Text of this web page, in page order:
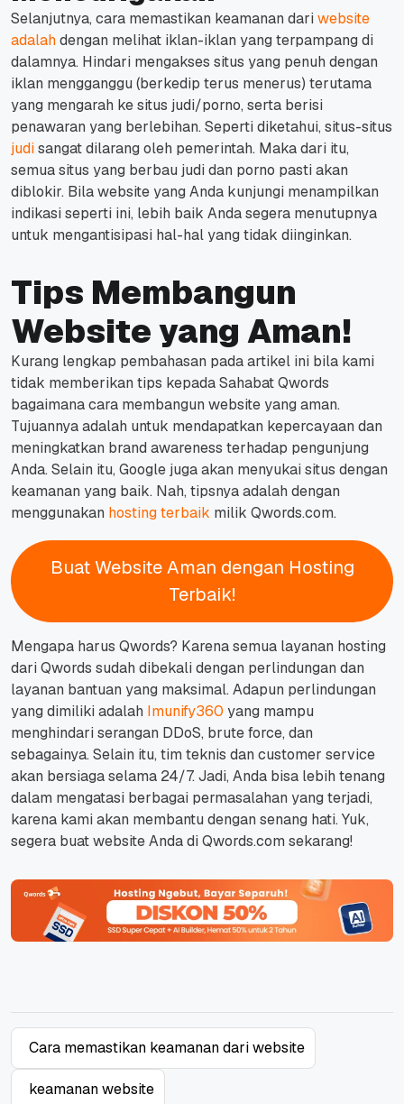
Selanjutnya, cara memastikan keamanan dari website
adalahdengan melihat iklan-iklan yang terpampang di
dalamnya. Hindari mengakses situs yang penuh dengan
iklan mengganggu (berkedip terus menerus) terutama
yang mengarah ke situs judi/porno, serta berisi
penawaran yang berlebihan. Seperti diketahui, situs-situs
judisangat dilarang oleh pemerintah. Maka dari itu,
semua situs yang berbau judi dan porno pasti akan
diblokir. Bilawebsite yang Anda kunjungi menampilkan
indikasi seperti ini, lebih baik Anda segera menutupnya
untuk mengantisipasi hal-hal yang tidak diinginkan.
Tips Membangun
Website yang Aman!
Kurang lengkap pembahasan pada artikel ini bila kami
tidak memberikan tips kepada Sahabat Qwords
bagaimana cara membangun website yang aman.
Tujuannya adalah untuk mendapatkan kepercayaan dan
meningkatkan brand awareness terhadap pengunjung
Anda. Selain itu, Google juga akan menyukai situs dengan
keamanan yang baik. Nah, tipsnya adalah dengan
menggunakan hosting terbaik milik Qwords.com.
Buat Website Aman dengan Hosting
Terbaik!
Mengapa harus Qwords? Karena semua layanan hosting
dari Qwords sudah dibekali dengan perlindungan dan
layanan bantuan yang maksimal. Adapun perlindungan
yang dimiliki adalah Imunify360 yang mampu
menghindari serangan DDoS, brute force, dan
sebagainya. Selain itu, tim teknis dan customer service
akan bersiaga selama 24/7. Jadi, Anda bisa lebih tenang
dalam mengatasi berbagai permasalahan yang terjadi,
karena kami akan membantu dengan senang hati. Yuk,
segera buatwebsiteAnda di Qwords.com sekarang!
Cara memastikan keamanan dari website
keamanan website